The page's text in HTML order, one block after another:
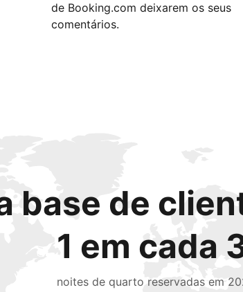
de Booking.com deixarem os seus
comentários.
base de
1 em cada
noites de quarto reservadas em